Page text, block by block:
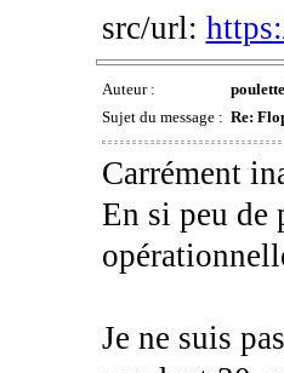
src/url:
Auteur :
Sujet du message : Re:
Carrément
En si peu de
Je ne suis